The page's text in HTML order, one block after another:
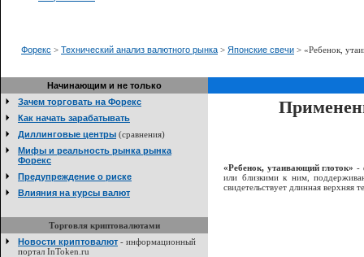
Форекс > Технический анализ валютного рынка > Японские свечи > «Ребенок,
Начинающим и не только
Зачем торговать на Форекс
Как начать зарабатывать
Диллинговые центры (сравнения)
Мифы и реальность рынка рынка
Форекс
Предупреждение о риске
Влияния на курсы валют
Торговля криптовалютами
Новости криптовалют - информационный
портал InToken.ru
«Ребенок, утаивающий глоток» -
или близкими к ним,
свидетельствует длинная верхняя